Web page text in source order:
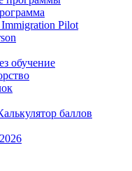
Pilot
обучение
баллов